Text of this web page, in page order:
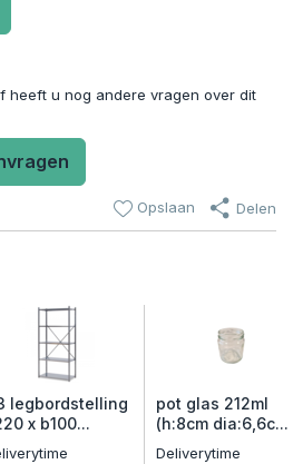
heeft u nog andere vragen over dit
Opslaan Delen
legbordstelling
x b100...
pot glas 212ml
(h:8cm dia:6,6c...
Deliverytime